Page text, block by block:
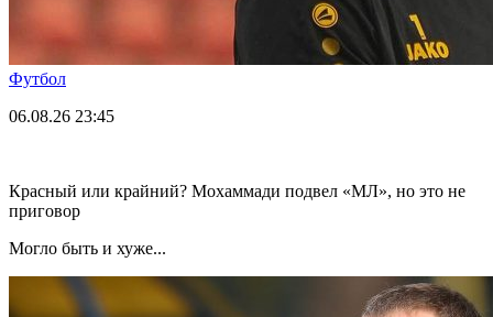
Футбол
06.08.26 23:45
Красный или крайний? Мохаммади подвел «МЛ», но это не
приговор
Могло быть и хуже...